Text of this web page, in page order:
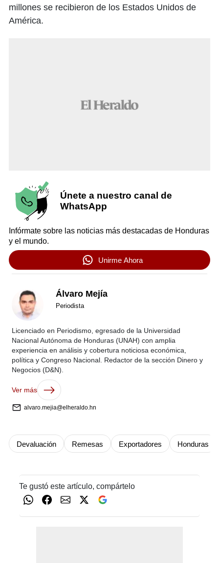
millones se recibieron de los Estados Unidos de
América.
Únete a nuestro canal de
WhatsApp
Infórmate sobre las noticias más destacadas de Honduras
y el mundo.
Unirme Ahora
Álvaro Mejía
Periodista
Licenciado en Periodismo, egresado de la Universidad
Nacional Autónoma de Honduras (UNAH) con amplia
experiencia en análisis y cobertura noticiosa económica,
política y Congreso Nacional. Redactor de la sección Dinero y
Negocios (D&N).
Ver más
alvaro.mejia@elheraldo.hn
Devaluación Remesas Exportadores Honduras
Te gustó este artículo, compártelo